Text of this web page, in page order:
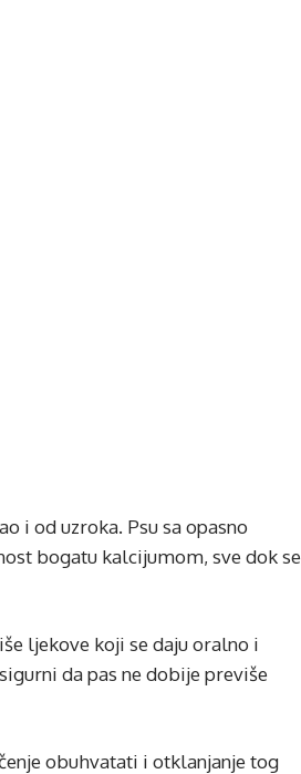
i od uzroka. Psu sa opasno
bogatu kalcijumom, sve dok se
ljekove koji se daju oralno i
da pas ne dobije previše
obuhvatati i otklanjanje tog